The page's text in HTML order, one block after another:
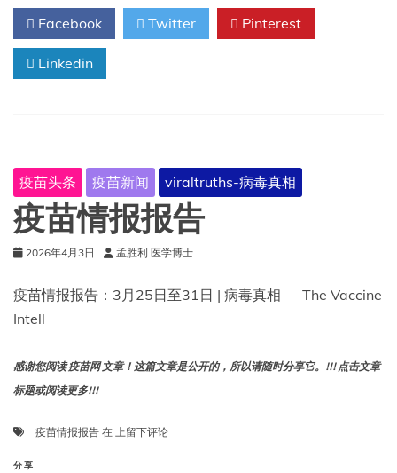
报
告：
日
Facebook Twitter Pinterest
Linkedin
疫苗头条 疫苗新闻 viraltruths-病毒真相
疫苗情报报告
2026年4月3日 孟胜利 医学博士
疫苗情报报告：3月25日至31日 | 病毒真相 — The Vaccine
Intell
感谢您阅读 疫苗网 文章！这篇文章是公开的，所以请随时分享它。!!! 点击文章
标题或阅读更多!!!
疫苗情报报告 在 疫
上留下评论
分享